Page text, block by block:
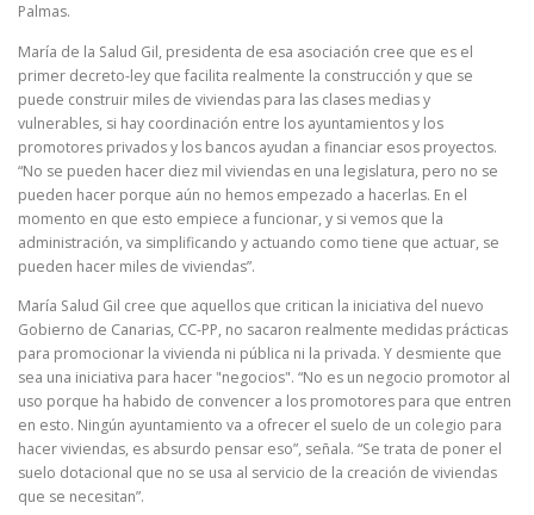
Palmas.
María de la Salud Gil, presidenta de esa asociación cree que es el
primer decreto-ley que facilita realmente la construcción y que se
puede construir miles de viviendas para las clases medias y
vulnerables, si hay coordinación entre los ayuntamientos y los
promotores privados y los bancos ayudan a financiar esos proyectos.
“No se pueden hacer diez mil viviendas en una legislatura, pero no se
pueden hacer porque aún no hemos empezado a hacerlas. En el
momento en que esto empiece a funcionar, y si vemos que la
administración, va simplificando y actuando como tiene que actuar, se
pueden hacer miles de viviendas”.
María Salud Gil cree que aquellos que critican la iniciativa del nuevo
Gobierno de Canarias, CC-PP, no sacaron realmente medidas prácticas
para promocionar la vivienda ni pública ni la privada. Y desmiente que
sea una iniciativa para hacer "negocios". “No es un negocio promotor al
uso porque ha habido de convencer a los promotores para que entren
en esto. Ningún ayuntamiento va a ofrecer el suelo de un colegio para
hacer viviendas, es absurdo pensar eso”, señala. “Se trata de poner el
suelo dotacional que no se usa al servicio de la creación de viviendas
que se necesitan”.